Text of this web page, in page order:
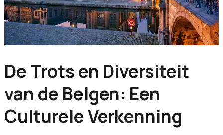
De Trots en Diversiteit
van de Belgen: Een
Culturele Verkenning